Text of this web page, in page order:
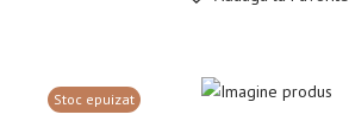
Stoc epuizat